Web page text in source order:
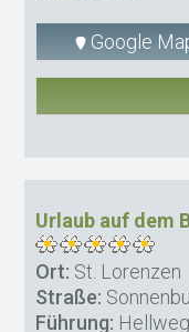
Google
Urlaub auf dem
Ort: St. Lorenzen
Straße:
Führung: